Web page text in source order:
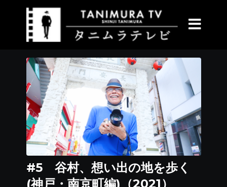
#5 谷村、想い出の地を歩く
(神戸・南京町編)（2021）